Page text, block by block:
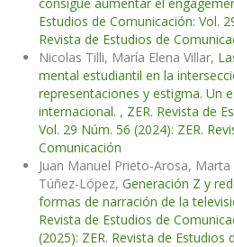
Estudios de Comunicación: Vol.
Revista de Estudios de
Nicolas Tilli, María Elena Villar,
mental estudiantil en la
representaciones y estigma. Un
internacional. , ZER. Revista de
Vol. 29 Núm. 56 (2024): ZER.
Comunicación
Juan Manuel Prieto-Arosa,
Túñez-López, Generación Z y
formas de narración de la
Revista de Estudios de
(2025): ZER. Revista de Estudios